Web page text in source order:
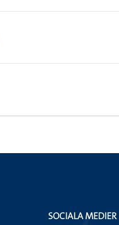
SOCIALA MEDIER